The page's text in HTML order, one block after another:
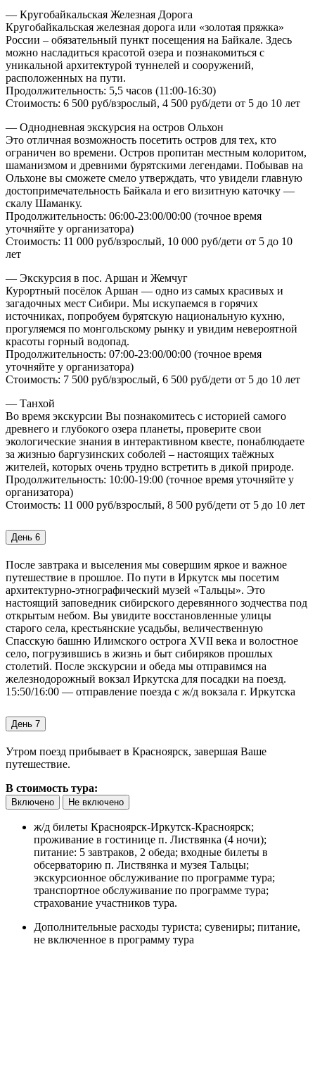
— Кругобайкальская Железная Дорога
Кругобайкальская железная дорога или «золотая пряжка»
России – обязательный пункт посещения на Байкале. Здесь
можно насладиться красотой озера и познакомиться с
уникальной архитектурой туннелей и сооружений,
расположенных на пути.
Продолжительность: 5,5 часов (11:00-16:30)
Стоимость: 6 500 руб/взрослый, 4 500 руб/дети от 5 до 10 лет
— Однодневная экскурсия на остров Ольхон
Это отличная возможность посетить остров для тех, кто
ограничен во времени. Остров пропитан местным колоритом,
шаманизмом и древними бурятскими легендами. Побывав на
Ольхоне вы сможете смело утверждать, что увидели главную
достопримечательность Байкала и его визитную каточку —
скалу Шаманку.
Продолжительность: 06:00-23:00/00:00 (точное время
уточняйте у организатора)
Стоимость: 11 000 руб/взрослый, 10 000 руб/дети от 5 до 10
лет
— Экскурсия в пос. Аршан и Жемчуг
Курортный посёлок Аршан — одно из самых красивых и
загадочных мест Сибири. Мы искупаемся в горячих
источниках, попробуем бурятскую национальную кухню,
прогуляемся по монгольскому рынку и увидим невероятной
красоты горный водопад.
Продолжительность: 07:00-23:00/00:00 (точное время
уточняйте у организатора)
Стоимость: 7 500 руб/взрослый, 6 500 руб/дети от 5 до 10 лет
— Танхой
Во время экскурсии Вы познакомитесь с историей самого
древнего и глубокого озера планеты, проверите свои
экологические знания в интерактивном квесте, понаблюдаете
за жизнью баргузинских соболей – настоящих таёжных
жителей, которых очень трудно встретить в дикой природе.
Продолжительность: 10:00-19:00 (точное время уточняйте у
организатора)
Стоимость: 11 000 руб/взрослый, 8 500 руб/дети от 5 до 10 лет
День 6
После завтрака и выселения мы совершим яркое и важное
путешествие в прошлое. По пути в Иркутск мы посетим
архитектурно-этнографический музей «Тальцы». Это
настоящий заповедник сибирского деревянного зодчества под
открытым небом. Вы увидите восстановленные улицы
старого села, крестьянские усадьбы, величественную
Спасскую башню Илимского острога XVII века и волостное
село, погрузившись в жизнь и быт сибиряков прошлых
столетий. После экскурсии и обеда мы отправимся на
железнодорожный вокзал Иркутска для посадки на поезд.
15:50/16:00 — отправление поезда с ж/д вокзала г. Иркутска
День 7
Утром поезд прибывает в Красноярск, завершая Ваше
путешествие.
В стоимость тура:
Включено Не включено
ж/д билеты Красноярск-Иркутск-Красноярск;
проживание в гостинице п. Листвянка (4 ночи);
питание: 5 завтраков, 2 обеда; входные билеты в
обсерваторию п. Листвянка и музея Тальцы;
экскурсионное обслуживание по программе тура;
транспортное обслуживание по программе тура;
страхование участников тура.
Дополнительные расходы туриста; сувениры; питание,
не включенное в программу тура